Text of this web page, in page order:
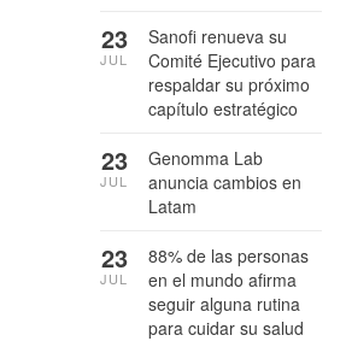
Sanofi renueva su
Comité Ejecutivo para
respaldar su próximo
capítulo estratégico
23
JUL
Genomma Lab
anuncia cambios en
Latam
23
JUL
88% de las personas
en el mundo afirma
seguir alguna rutina
para cuidar su salud
23
JUL